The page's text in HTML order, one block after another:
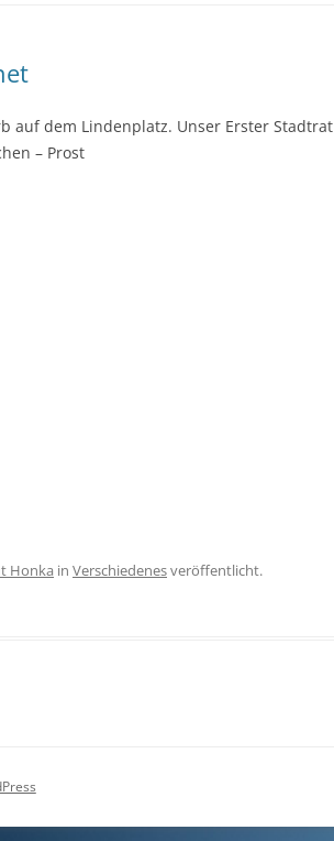
auf dem Lindenplatz. Unser Erster Stadtrat
– Prost
Honka in Verschiedenesveröffentlicht.